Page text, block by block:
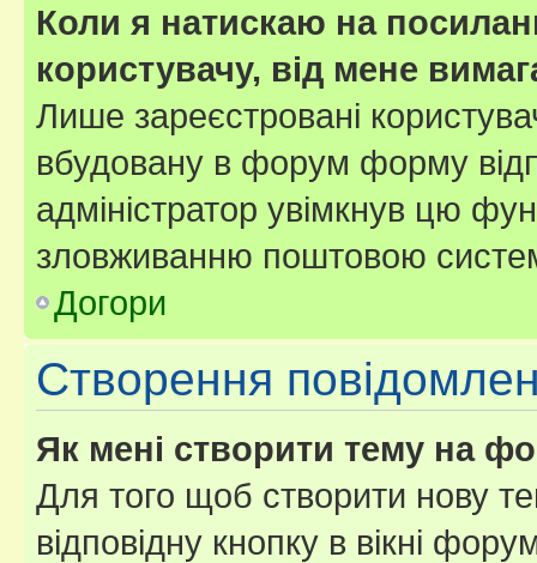
Коли я натискаю на
користувачу, від мене
Лише зареєстровані
вбудовану в форум форму
адміністратор увімкнув цю
зловживанню поштовою
Догори
Створення
Як мені створити тему на
Для того щоб створити нову
відповідну кнопку в вікні